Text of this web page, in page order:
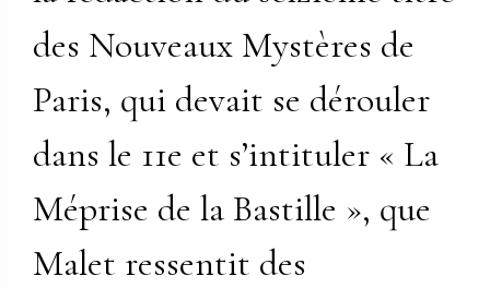
des Nouveaux Mystères de
Paris, qui devait se dérouler
dans le 11e et s’intituler « La
Méprise de la Bastille », que
Malet ressentit des